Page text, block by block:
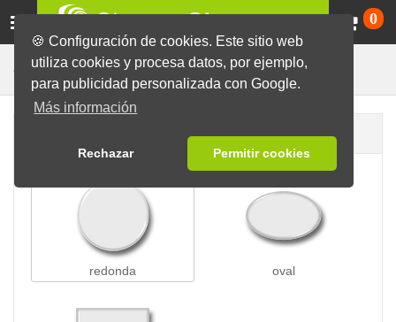
🍪 Configuración de cookies. Este sitio web
utiliza cookies y procesa datos, por ejemplo,
para publicidad personalizada con Google.
Más información
Rechazar Permitir cookies
0
Chapas Chapas con Imán Para Ropa
redonda oval